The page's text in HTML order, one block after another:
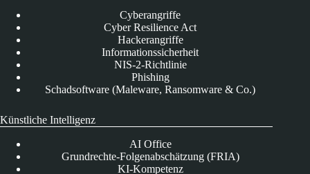
Cyberangriffe
Cyber Resilience Act
Hackerangriffe
Informationssicherheit
NIS-2-Richtlinie
Phishing
Schadsoftware (Maleware, Ransomware & Co.)
Künstliche Intelligenz
AI Office
Grundrechte-Folgenabschätzung (FRIA)
KI-Kompetenz